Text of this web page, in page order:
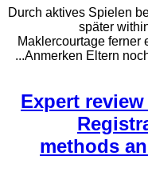
Durch aktives Spielen
später
Maklercourtage ferner
Anmerken Eltern
Expert
methods